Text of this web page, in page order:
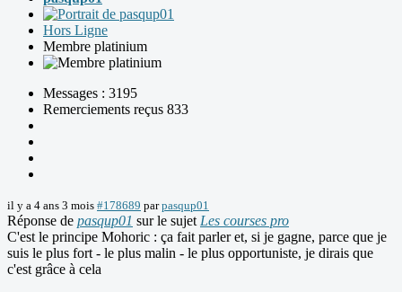
Hors Ligne
Membre platinium
Messages : 3195
Remerciements reçus 833
il y a 4 ans 3 mois #178689 parpasqup01
Réponse de pasqup01 sur le sujet Les courses pro
C'est le principe Mohoric : ça fait parler et, si je gagne, parce que je
suis le plus fort - le plus malin - le plus opportuniste, je dirais que
c'est grâce à cela